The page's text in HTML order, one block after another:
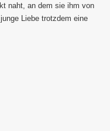
naht, an dem sie ihm von
Liebe trotzdem eine